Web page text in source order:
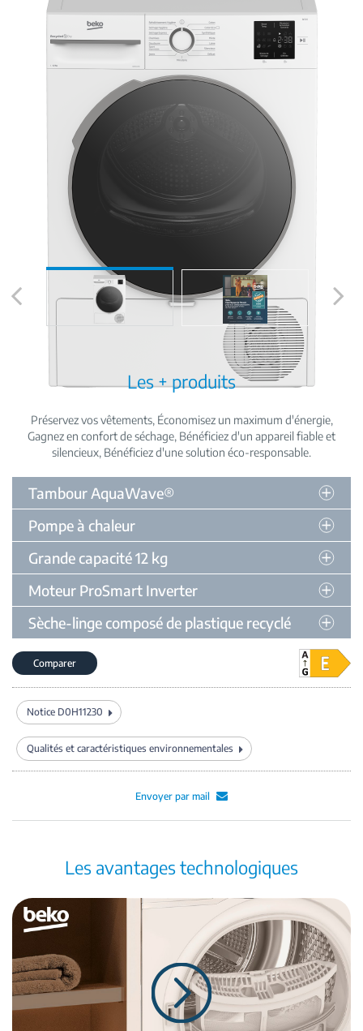
Les + produits
Préservez vos vêtements Économisez un maximum d'énergie
Gagnez en confort de séchage Bénéficiez d'un appareil fiable et
silencieux Bénéficiez d'une solution éco-responsable
Tambour AquaWave®
Pompe à chaleur
Grande capacité 12 kg
Moteur ProSmart Inverter
Sèche-linge composé de plastique recyclé
Comparer
Notice D0H11230
Qualités et caractéristiques environnementales
Envoyer par mail
Les avantages technologiques